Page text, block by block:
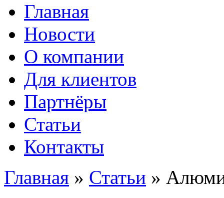
Главная
Новости
О компании
Для клиентов
Партнёры
Статьи
Контакты
Главная » Статьи »